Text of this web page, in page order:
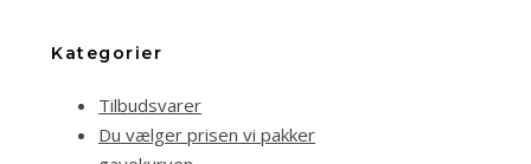
Kategorier
Tilbudsvarer
Du vælger prisen vi pakker